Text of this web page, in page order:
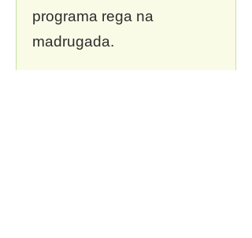
programa rega na
madrugada.